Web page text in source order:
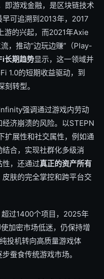
即游戏金融，是区块链技术
可追溯到2013年，2017
的兴起，而2021年Axie
，推动“边玩边赚”（Play-
长期趋势显示，这一领域并
1.0的短期收益驱动，到
转型。
强调通过游戏内劳动
济崩溃的风险。以STEPN
扩展性和社交属性，例如通
合，实现社群化多级消
，还通过真正的资产所有
肤的完全掌控和跨平台交
过1400个项目，2025年
加密市场低迷，仍保持增
投机转向高质量游戏体
蚕食传统游戏市场。